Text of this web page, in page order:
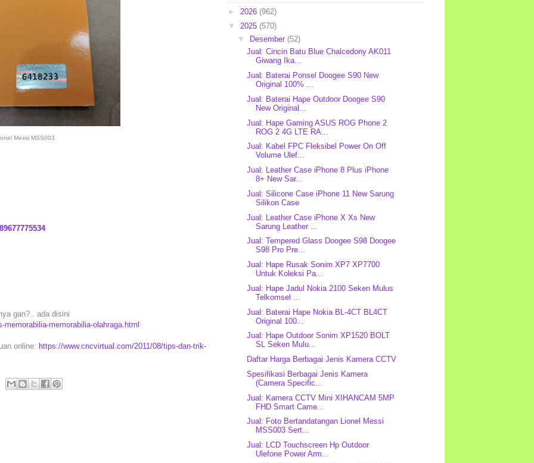
Messi MSS003
gan?.. ada disini
memorabilia-olahraga.html
online: https://www.cncvirtual.com/2011/08/tips-dan-trik-
► 2026 (962)
▼ 2025 (570)
▼
Desember (52)
Jual: Cincin Batu Blue Chalcedony AK011
Giwang Ika...
Jual: Baterai Ponsel Doogee S90 New
Original 100% ...
Jual: Baterai Hape Outdoor Doogee S90
New Original...
Jual: Hape Gaming ASUS ROG Phone 2
ROG 2 4G LTE RA...
Jual: Kabel FPC Fleksibel Power On Off
Volume Ulef...
Jual: Leather Case iPhone 8 Plus iPhone
8+ New Sar...
Jual: Silicone Case iPhone 11 New Sarung
Silikon Case
Jual: Leather Case iPhone X Xs New
Sarung Leather ...
Jual: Tempered Glass Doogee S98 Doogee
S98 Pro Pre...
Jual: Hape Rusak Sonim XP7 XP7700
Untuk Koleksi Pa...
Jual: Hape Jadul Nokia 2100 Seken Mulus
Telkomsel ...
Jual: Baterai Hape Nokia BL-4CT BL4CT
Original 100...
Jual: Hape Outdoor Sonim XP1520 BOLT
SL Seken Mulu...
Daftar Harga Berbagai Jenis Kamera CCTV
Spesifikasi Berbagai Jenis Kamera
(Camera Specific...
Jual: Kamera CCTV Mini XIHANCAM 5MP
FHD Smart Came...
Jual: Foto Bertandatangan Lionel Messi
MSS003 Sert...
Jual: LCD Touchscreen Hp Outdoor
Ulefone Power Arm...